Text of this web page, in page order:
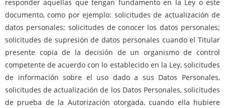
responder aquellas que tengan fundamento en la Ley o este
documento, como por ejemplo: solicitudes de actualización de
datos personales; solicitudes de conocer los datos personales;
solicitudes de supresión de datos personales cuando el Titular
presente copia de la decisión de un organismo de control
competente de acuerdo con lo establecido en la Ley, solicitudes
de información sobre el uso dado a sus Datos Personales,
solicitudes de actualización de los Datos Personales, solicitudes
de prueba de la Autorización otorgada, cuando ella hubiere